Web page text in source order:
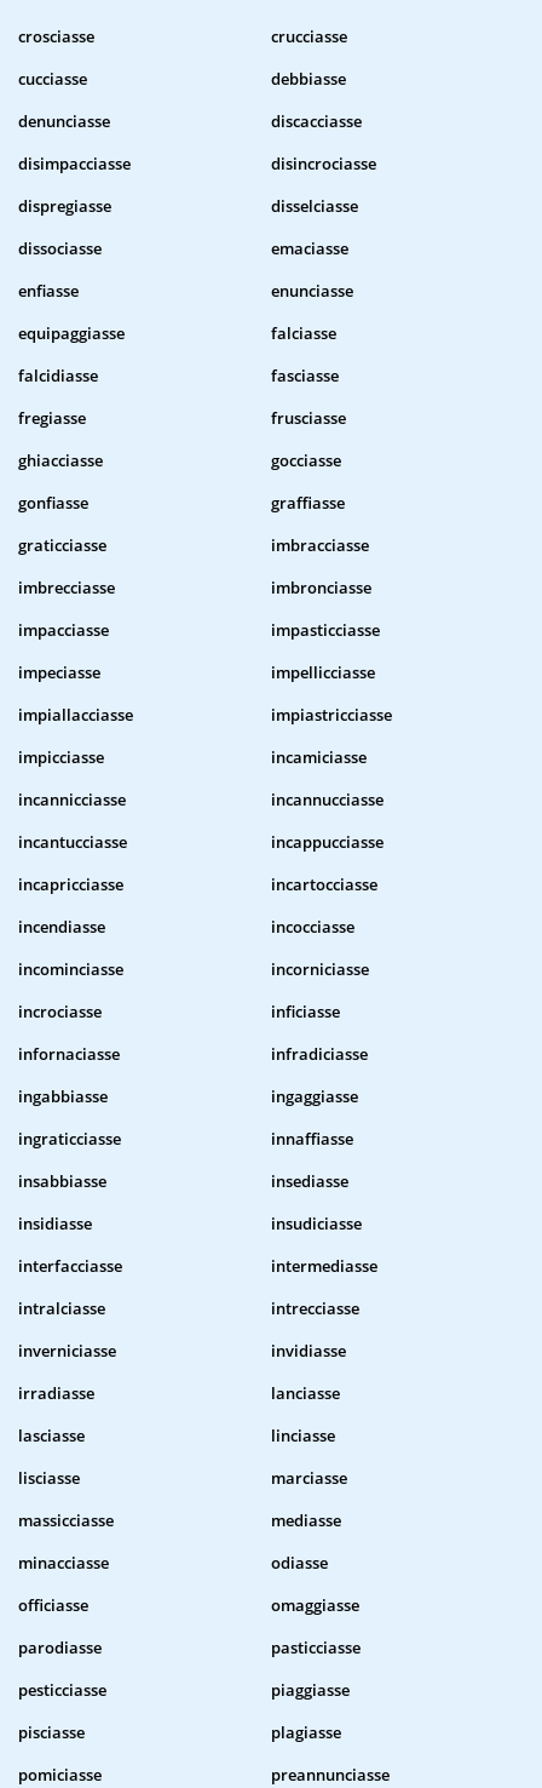
crosciasse
crucciasse
cucciasse
debbiasse
denunciasse
discacciasse
disimpacciasse
disincrociasse
dispregiasse
disselciasse
dissociasse
emaciasse
enfiasse
enunciasse
equipaggiasse
falciasse
falcidiasse
fasciasse
fregiasse
frusciasse
ghiacciasse
gocciasse
gonfiasse
graffiasse
graticciasse
imbracciasse
imbrecciasse
imbronciasse
impacciasse
impasticciasse
impeciasse
impellicciasse
impiallacciasse
impiastricciasse
impicciasse
incamiciasse
incannicciasse
incannucciasse
incantucciasse
incappucciasse
incapricciasse
incartocciasse
incendiasse
incocciasse
incominciasse
incorniciasse
incrociasse
inficiasse
infornaciasse
infradiciasse
ingabbiasse
ingaggiasse
ingraticciasse
innaffiasse
insabbiasse
insediasse
insidiasse
insudiciasse
interfacciasse
intermediasse
intralciasse
intrecciasse
inverniciasse
invidiasse
irradiasse
lanciasse
lasciasse
linciasse
lisciasse
marciasse
massicciasse
mediasse
minacciasse
odiasse
officiasse
omaggiasse
parodiasse
pasticciasse
pesticciasse
piaggiasse
pisciasse
plagiasse
pomiciasse
preannunciasse